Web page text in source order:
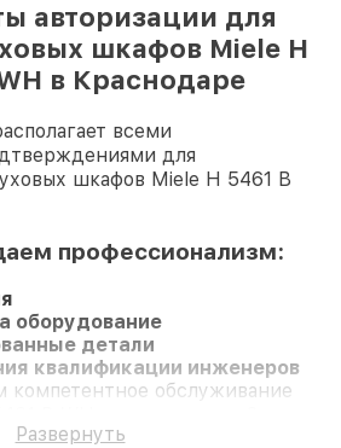
авторизации для
шкафов Miele H
в Краснодаре
всеми
для
шкафов Miele H 5461 B
профессионализм:
оборудование
детали
квалификации инженеров
компетентное обслуживание
Развернуть